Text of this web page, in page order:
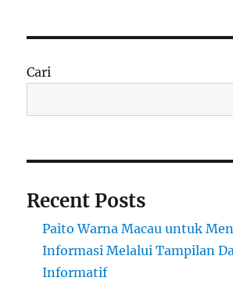
Cari
Recent Posts
Paito Warna Macau untuk
Informasi Melalui Tampilan
Informatif